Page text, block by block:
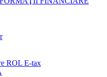
ROL E-tax